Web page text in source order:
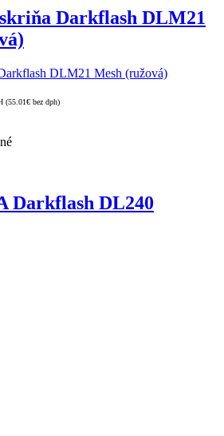
Darkflash DLM21
DLM21 Mesh (ružová)
(55.01€ bez dph)
Darkflash DL240